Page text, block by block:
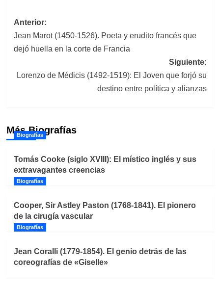
Navegación
de
entradas
Anterior:
Jean Marot (1450-1526). Poeta y erudito francés que
dejó huella en la corte de Francia
Siguiente:
Lorenzo de Médicis (1492-1519): El Joven que forjó su
destino entre política y alianzas
Más Biografías
Biografías
Tomás Cooke (siglo XVIII): El místico inglés y sus
extravagantes creencias
Biografías
Cooper, Sir Astley Paston (1768-1841). El pionero
de la cirugía vascular
Biografías
Jean Coralli (1779-1854). El genio detrás de las
coreografías de «Giselle»